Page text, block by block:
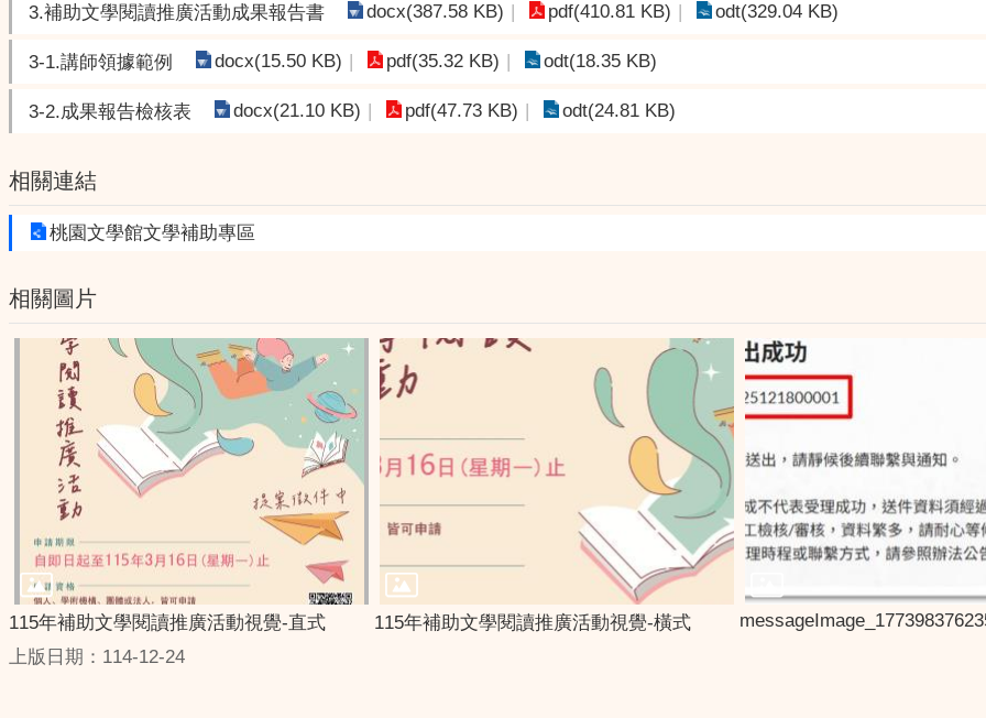
3.補助文學閱讀推廣活動成果報告書 docx(387.58 KB) pdf(410.81 KB) odt(329.04 KB)
3-1.講師領據範例 docx(15.50 KB) pdf(35.32 KB) odt(18.35 KB)
3-2.成果報告檢核表 docx(21.10 KB) pdf(47.73 KB) odt(24.81 KB)
相關連結
桃園文學館文學補助專區
相關圖片
115年補助文學閱讀推廣活動視覺-直式 115年補助文學閱讀推廣活動視覺-橫式
上版日期：114-12-24